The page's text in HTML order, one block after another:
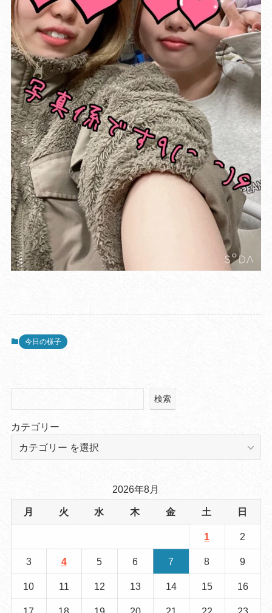
今日の様子
検索
カテゴリー
2026年8月
月 火 水 木 金 土 日
1 2
3 4 5 6 7 8 9
10 11 12 13 14 15 16